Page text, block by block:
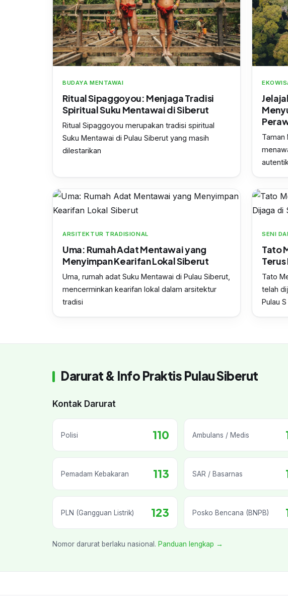
BUDAYA MENTAWAI
Ritual Sipaggoyou: Menjaga Tradisi
Spiritual Suku Mentawai di Siberut
Ritual Sipaggoyou merupakan tradisi spiritual
Suku Mentawai di Pulau Siberut yang masih
dilestarikan
Taman
ARSITEKTUR TRADISIONAL
Uma: Rumah Adat Mentawai yang
Menyimpan Kearifan Lokal Siberut
Uma, rumah adat Suku Mentawai di Pulau Siberut,
mencerminkan kearifan lokal dalam arsitektur
tradisi
SENI
Tato
Tato
telah
Pulau S
Darurat & Info Praktis Pulau Siberut
Kontak Darurat
Polisi 110 Ambulans / Medis
Pemadam Kebakaran 113 SAR / Basarnas
PLN (Gangguan Listrik) 123 Posko Bencana (BNPB)
Nomor darurat berlaku nasional. Panduan lengkap →